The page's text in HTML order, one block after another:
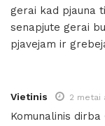
gerai kad pjauna
senapjute gerai
pjavejam ir
Vietinis 2 metai
Komunalinis